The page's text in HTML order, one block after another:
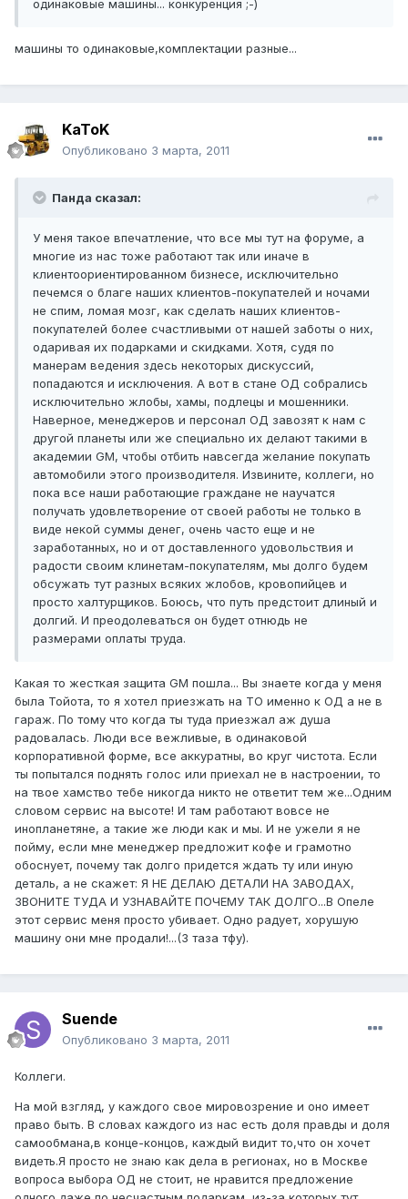
одинаковые машины... конкуренция ;-)
машины то одинаковые,комплектации разные...
KaToK
Опубликовано 3 марта, 2011
Панда сказал:
У меня такое впечатление, что все мы тут на форуме, а
многие из нас тоже работают так или иначе в
клиентоориентированном бизнесе, исключительно
печемся о благе наших клиентов-покупателей и ночами
не спим, ломая мозг, как сделать наших клиентов-
покупателей более счастливыми от нашей заботы о них,
одаривая их подарками и скидками. Хотя, судя по
манерам ведения здесь некоторых дискуссий,
попадаются и исключения. А вот в стане ОД собрались
исключительно жлобы, хамы, подлецы и мошенники.
Наверное, менеджеров и персонал ОД завозят к нам с
другой планеты или же специально их делают такими в
академии GM, чтобы отбить навсегда желание покупать
автомобили этого производителя. Извините, коллеги, но
пока все наши работающие граждане не научатся
получать удовлетворение от своей работы не только в
виде некой суммы денег, очень часто еще и не
заработанных, но и от доставленного удовольствия и
радости своим клинетам-покупателям, мы долго будем
обсужать тут разных всяких жлобов, кровопийцев и
просто халтурщиков. Боюсь, что путь предстоит длиный и
долгий. И преодолеваться он будет отнюдь не
размерами оплаты труда.
Какая то жесткая защита GM пошла... Вы знаете когда у меня
была Тойота, то я хотел приезжать на ТО именно к ОД а не в
гараж. По тому что когда ты туда приезжал аж душа
радовалась. Люди все вежливые, в одинаковой
корпоративной форме, все аккуратны, во круг чистота. Если
ты попытался поднять голос или приехал не в настроении, то
на твое хамство тебе никогда никто не ответит тем же...Одним
словом сервис на высоте! И там работают вовсе не
инопланетяне, а такие же люди как и мы. И не ужели я не
пойму, если мне менеджер предложит кофе и грамотно
обоснует, почему так долго придется ждать ту или иную
деталь, а не скажет: Я НЕ ДЕЛАЮ ДЕТАЛИ НА ЗАВОДАХ,
ЗВОНИТЕ ТУДА И УЗНАВАЙТЕ ПОЧЕМУ ТАК ДОЛГО...В Опеле
этот сервис меня просто убивает. Одно радует, хорушую
машину они мне продали!...(3 таза тфу).
Suende
Опубликовано 3 марта, 2011
Коллеги.
На мой взгляд, у каждого свое мировозрение и оно имеет
право быть. В словах каждого из нас есть доля правды и доля
самообмана,в конце-концов, каждый видит то,что он хочет
видеть.Я просто не знаю как дела в регионах, но в Москве
вопроса выбора ОД не стоит, не нравится предложение